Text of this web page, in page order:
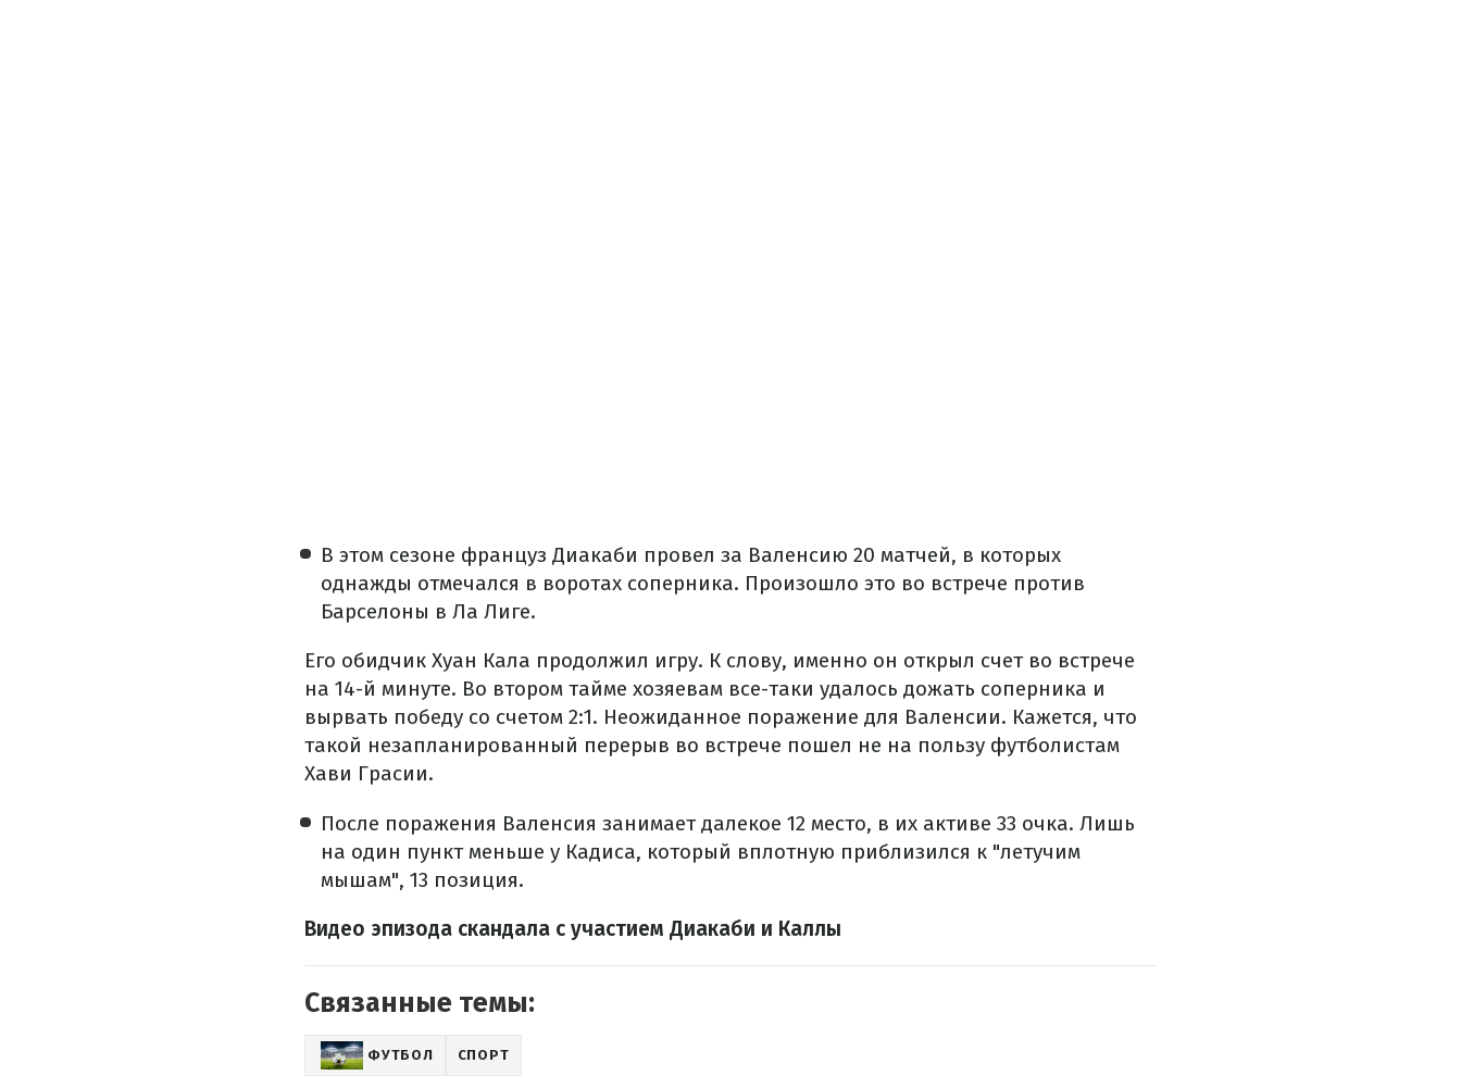
В этом сезоне француз Диакаби провел за Валенсию 20 матчей, в которых
однажды отмечался в воротах соперника. Произошло это во встрече против
Барселоны в Ла Лиге.
Его обидчик Хуан Кала продолжил игру. К слову, именно он открыл счет во встрече
на 14-й минуте. Во втором тайме хозяевам все-таки удалось дожать соперника и
вырвать победу со счетом 2:1. Неожиданное поражение для Валенсии. Кажется, что
такой незапланированный перерыв во встрече пошел не на пользу футболистам
Хави Грасии.
После поражения Валенсия занимает далекое 12 место, в их активе 33 очка. Лишь
на один пункт меньше у Кадиса, который вплотную приблизился к "летучим
мышам", 13 позиция.
Видео эпизода скандала с участием Диакаби и Каллы
Связанные темы:
ФУТБОЛ СПОРТ